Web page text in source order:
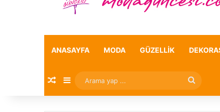
ANASAYFA MODA GÜZELLIK
Rastgele Makale
Kenar Bölmesi
Arama
yap